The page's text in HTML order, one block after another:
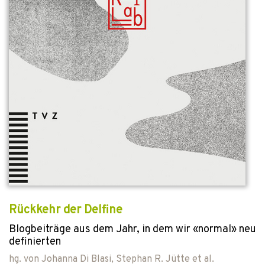
Rückkehr der Delfine
Blogbeiträge aus dem Jahr, in dem wir «normal» neu
definierten
hg. von Johanna Di Blasi, Stephan R. Jütte et al.